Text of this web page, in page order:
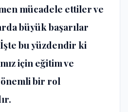
mücadele ettiler ve
büyük başarılar
bu yüzdendir ki
için eğitim ve
bir rol